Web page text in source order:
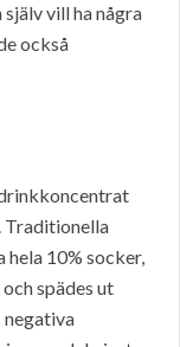
vill ha några
också
Traditionella
10% socker,
spädes ut
negativa